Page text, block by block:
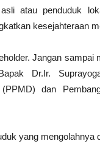
asli atau penduduk
kesejahteraan
Jangan
Dr.Ir.
dan
yang mengolahnya